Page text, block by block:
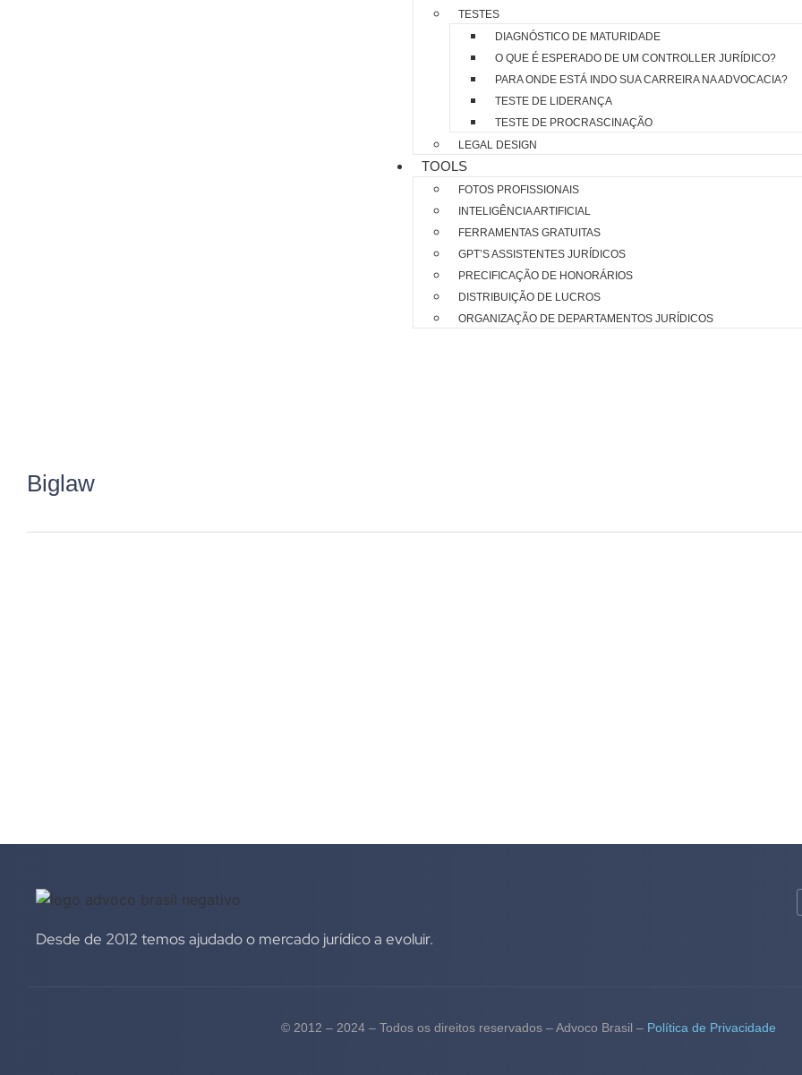
TESTES
DIAGNÓSTICO DE MATURIDADE
O QUE É ESPERADO DE UM CONTROLLER JURÍDICO?
PARA ONDE ESTÁ INDO SUA CARREIRA NA ADVOCACIA?
TESTE DE LIDERANÇA
TESTE DE PROCRASCINAÇÃO
LEGAL DESIGN
TOOLS
FOTOS PROFISSIONAIS
INTELIGÊNCIA ARTIFICIAL
FERRAMENTAS GRATUITAS
GPT’S ASSISTENTES JURÍDICOS
PRECIFICAÇÃO DE HONORÁRIOS
DISTRIBUIÇÃO DE LUCROS
ORGANIZAÇÃO DE DEPARTAMENTOS JURÍDICOS
Biglaw
Desde de 2012 temos ajudado o mercado jurídico a evoluir.
© 2012 – 2024 – Todos os direitos reservados – Advoco Brasil – Política de Privacidade